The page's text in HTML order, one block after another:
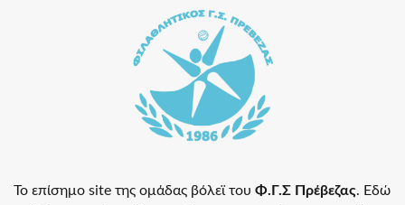
Το επίσημο site της ομάδας βόλεϊ του Φ.Γ.Σ Πρέβεζας. Εδώ